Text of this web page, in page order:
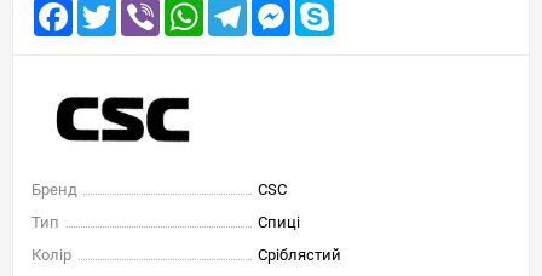
Facebook
TwitterViber WhatsAppTelegramMessenger
Бренд
CSC
Тип
Спиці
Колір
Сріблястий